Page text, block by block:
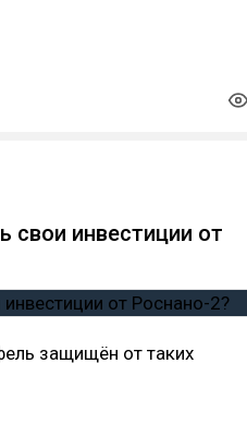
свои инвестиции от
защищён от таких